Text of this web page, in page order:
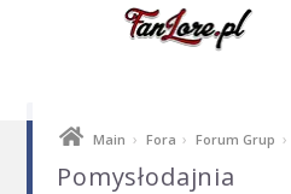
Main › Fora › Forum Grup ›
Pomysłodajnia